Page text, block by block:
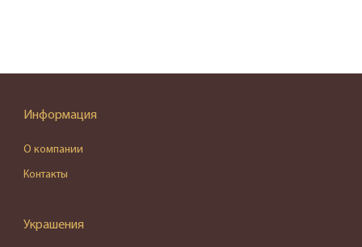
Информация
О компании
Контакты
Украшения